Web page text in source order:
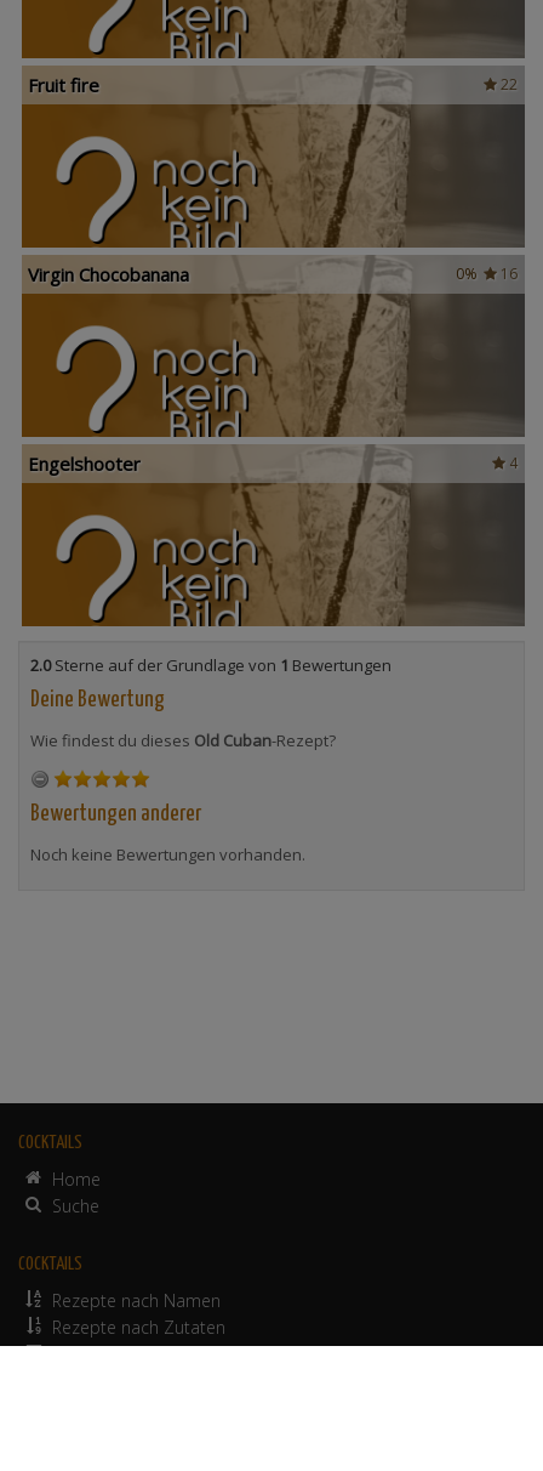
22
Fruit fire
16
0%
Virgin Chocobanana
4
Engelshooter
2.0Sterne auf der Grundlage von 1 Bewertungen
Deine Bewertung
Wie findest du dieses Old Cuban-Rezept?
Bewertungen anderer
Noch keine Bewertungen vorhanden.
COCKTAILS
Home
Suche
COCKTAILS
Rezepte nach Namen
Rezepte nach Zutaten
alkoholfreie Rezepte